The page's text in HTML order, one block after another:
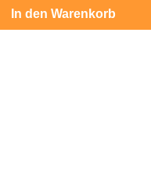
gewünschten
In den Warenkorb